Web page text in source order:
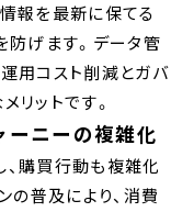
報を最新に保てる
防げます。データ管
用コスト削減とガバ
リットです。
ーニーの複雑化
購買行動も複雑化
の普及により、消費